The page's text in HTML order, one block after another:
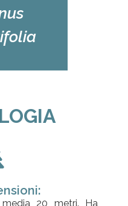
20 metri. Ha